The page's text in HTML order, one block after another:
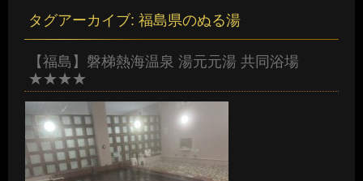
タグアーカイブ: 福島県のぬる湯
【福島】磐梯熱海温泉 湯元元湯 共同浴場
★★★★